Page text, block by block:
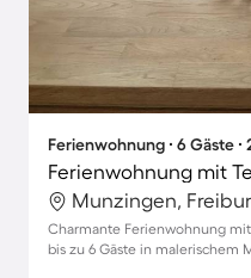
Ferienwohnung ∙ 6 Gäste
Ferienwohnung mit
Charmante Ferienwohnung
bis zu 6 Gäste in malerischem